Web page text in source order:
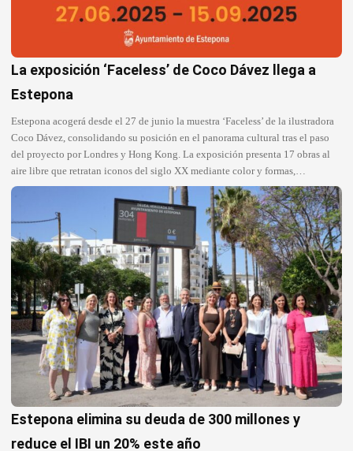
La exposición ‘Faceless’ de Coco Dávez llega a
Estepona
Estepona acogerá desde el 27 de junio la muestra ‘Faceless’ de la ilustradora
Coco Dávez, consolidando su posición en el panorama cultural tras el paso
del proyecto por Londres y Hong Kong. La exposición presenta 17 obras al
aire libre que retratan iconos del siglo XX mediante color y formas,…
Estepona elimina su deuda de 300 millones y
reduce el IBI un 20% este año